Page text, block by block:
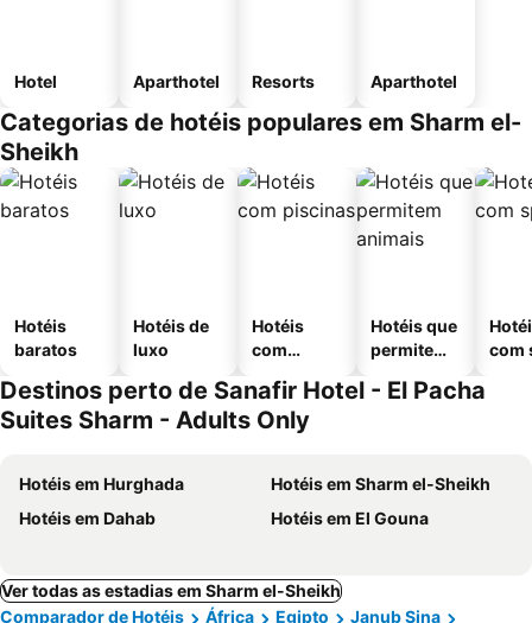
Hotel Aparthotel Resorts Aparthotel
Categorias de hotéis populares em Sharm el-
Sheikh
Hotéis
baratos
Hotéis de
luxo
Hotéis
com
Hotéis que
permitem
com
Destinos perto de Sanafir Hotel - El Pacha
Suites Sharm - Adults Only
Hotéis em Hurghada
Hotéis em Sharm el-Sheikh
Hotéis em Dahab
Hotéis em El Gouna
Ver todas as estadias em Sharm el-Sheikh
Comparador de Hotéis
África Egipto
Janub Sina